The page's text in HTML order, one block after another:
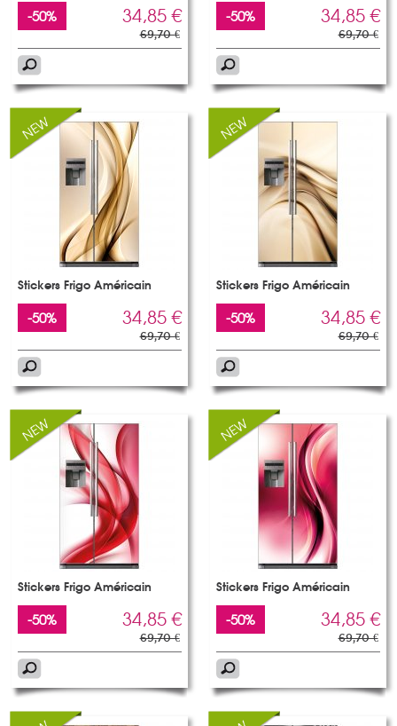
-50% 34,85 €
69,70 €
-50% 34,85 €
69,70 €
Stickers Frigo Américain
-50% 34,85 €
69,70 €
Stickers Frigo Américain
-50% 34,85 €
69,70 €
Stickers Frigo Américain
-50% 34,85 €
69,70 €
Stickers Frigo Américain
-50% 34,85 €
69,70 €